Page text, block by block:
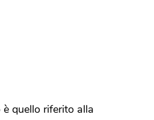
quello riferito alla